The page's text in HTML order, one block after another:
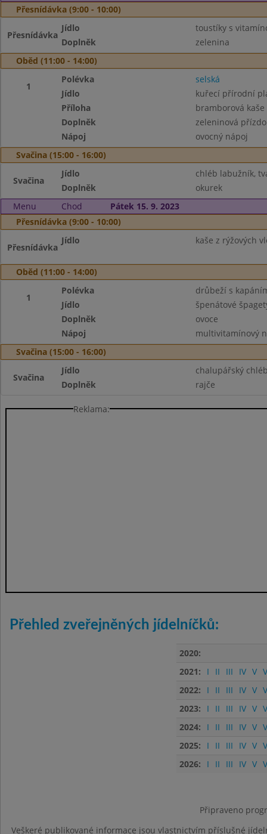
Přesnídávka (9:00 - 10:00)
Přesnídávka
Jídlo
toustíky s
Doplněk
zelenina
Oběd (11:00 - 14:00)
1
Polévka
selská
Jídlo
kuřecí přírodní
Příloha
bramborová kaše
Doplněk
zeleninová
Nápoj
ovocný nápoj
Svačina (15:00 - 16:00)
Svačina
Jídlo
chléb labužník,
Doplněk
okurek
Menu
Chod
Pátek 15. 9. 2023
Přesnídávka (9:00 - 10:00)
Přesnídávka
Jídlo kaše z rýžových
Oběd (11:00 - 14:00)
1
Polévka
drůbeží s
Jídlo
špenátové
Doplněk
ovoce
Nápoj
multivitamínový
Svačina (15:00 - 16:00)
Svačina
Jídlo
chalupářský
Doplněk
rajče
Reklama:
Přehled zveřejněných jídelníčků:
2020:
2021:
I II III IV V
2022:
I II III IV V
2023:
I II III IV V
2024:
I II III IV V
2025:
I II III IV V
2026:
I II III IV V
Připraveno
Veškeré publikované informace jsou vlastnictvím příslušné